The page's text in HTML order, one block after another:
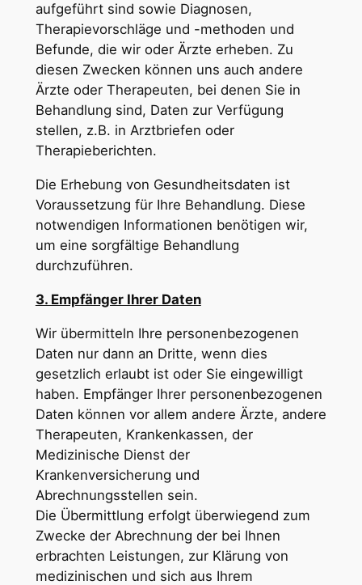
aufgeführt sind sowie Diagnosen,
Therapievorschläge und -methoden und
Befunde, die wir oder Ärzte erheben. Zu
diesen Zwecken können uns auch andere
Ärzte oder Therapeuten, bei denen Sie in
Behandlung sind, Daten zur Verfügung
stellen, z.B. in Arztbriefen oder
Therapieberichten.
Die Erhebung von Gesundheitsdaten ist
Voraussetzung für Ihre Behandlung. Diese
notwendigen Informationen benötigen wir,
um eine sorgfältige Behandlung
durchzuführen.
3. Empfänger Ihrer Daten
Wir übermitteln Ihre personenbezogenen
Daten nur dann an Dritte, wenn dies
gesetzlich erlaubt ist oder Sie eingewilligt
haben. Empfänger Ihrer personenbezogenen
Daten können vor allem andere Ärzte, andere
Therapeuten, Krankenkassen, der
Medizinische Dienst der
Krankenversicherung und
Abrechnungsstellen sein.
Die Übermittlung erfolgt überwiegend zum
Zwecke der Abrechnung der bei Ihnen
erbrachten Leistungen, zur Klärung von
medizinischen und sich aus Ihrem